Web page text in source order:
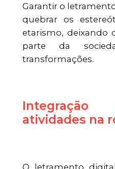
Garantir o
quebrar os
etarismo, deixando
parte da
transformações.
atividades na